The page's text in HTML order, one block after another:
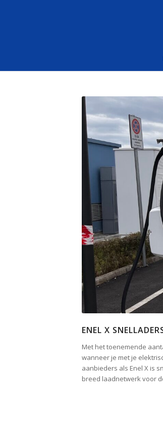
ENEL X
Met het toenemende
wanneer je met je
aanbieders als Enel X is
breed laadnetwerk voor